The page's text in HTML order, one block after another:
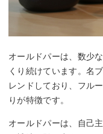
オールドパーは、数少
くり続けています。名
レンドしており、フル
りが特徴です。
オールドパーは、自己